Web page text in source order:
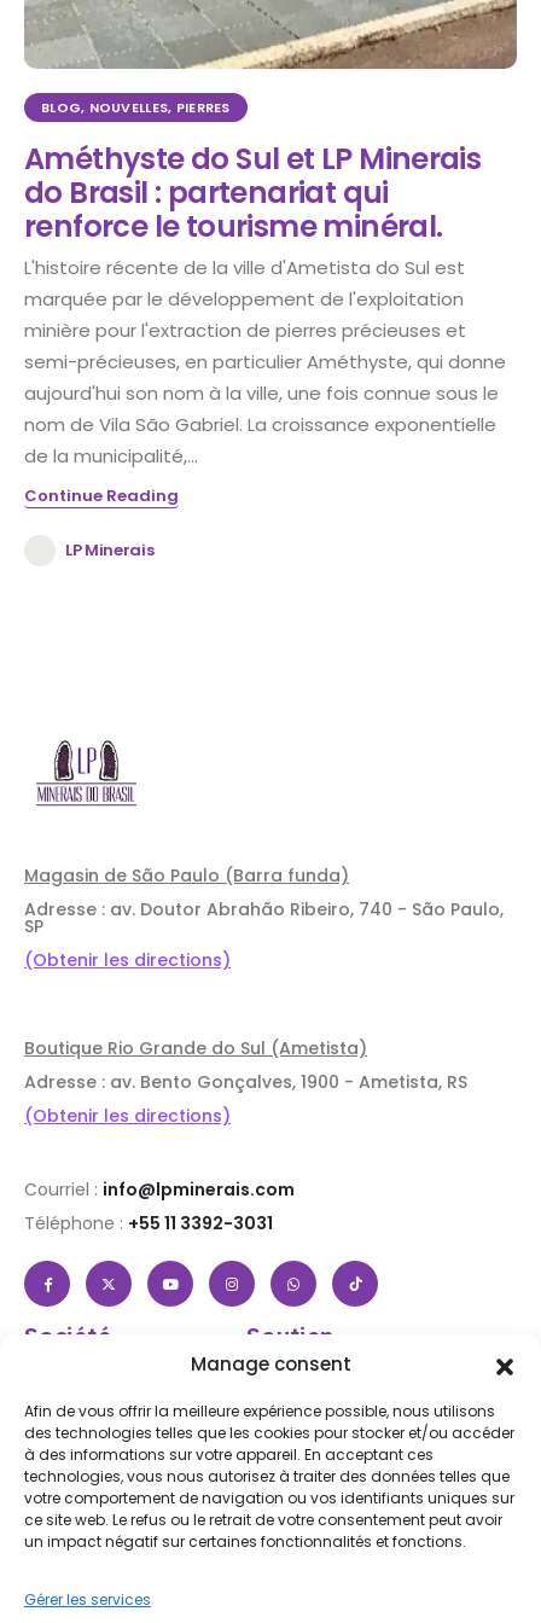
Manage consent
Afin de vous offrir la meilleure expérience possible, nous utilisons
des technologies telles que les cookies pour stocker et/ou accéder
à des informations sur votre appareil. En acceptant ces
technologies, vous nous autorisez à traiter des données telles que
votre comportement de navigation ou vos identifiants uniques sur
ce site web. Le refus ou le retrait de votre consentement peut avoir
un impact négatif sur certaines fonctionnalités et fonctions.
Gérer les services
BLOG, NOUVELLES, PIERRES
Améthyste do Sul et LP Minerais
do Brasil : partenariat qui
renforce le tourisme minéral.
L'histoire récente de la ville d'Ametista do Sul est
marquée par le développement de l'exploitation
minière pour l'extraction de pierres précieuses et
semi-précieuses, en particulier Améthyste, qui donne
aujourd'hui son nom à la ville, une fois connue sous le
nom de Vila São Gabriel. La croissance exponentielle
de la municipalité,...
Continue Reading
LP Minerais
Magasin de São Paulo (Barra funda)
Adresse : av. Doutor Abrahão Ribeiro, 740 - São Paulo,
SP
(Obtenir les directions)
Boutique Rio Grande do Sul (Ametista)
Adresse : av. Bento Gonçalves, 1900 - Ametista, RS
(Obtenir les directions)
Courriel : info@lpminerais.com
Téléphone : +55 11 3392-3031
Société
Contactez nous
Blog
Soutien
Aide et FAQ
Suivez votre commande
Expédition et retours
Accessibilité
Subscribe to Our Newsletter